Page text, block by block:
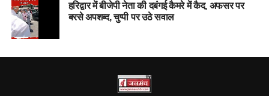
हरिद्वार में बीजेपी नेता की दबंगई कैमरे में कैद, अफसर पर
बरसे अपशब्द, चुप्पी पर उठे सवाल